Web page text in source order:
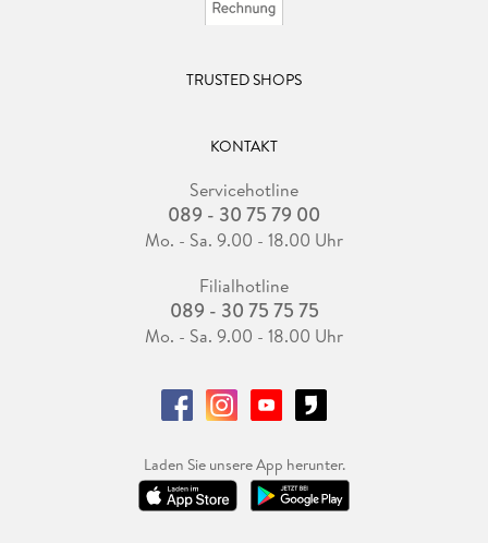
TRUSTED SHOPS
KONTAKT
Servicehotline
089 - 30 75 79 00
Mo. - Sa. 9.00 - 18.00 Uhr
Filialhotline
089 - 30 75 75 75
Mo. - Sa. 9.00 - 18.00 Uhr
Laden Sie unsere App herunter.